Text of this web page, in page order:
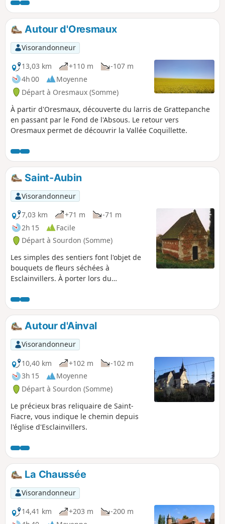
l'Absous et du Domont et en longeant
les bois de Ramées, de Berny, du
Domont et du Petit Bois Lefèbvre.
Autour d'Oresmaux
Visorandonneur
13,03 km
+110 m
-107 m
4h 00
Moyenne
Départ à Oresmaux (Somme)
À partir d'Oresmaux, découverte du larris de Grattepanche
en passant par le Fond de l'Absous. Le retour vers
Oresmaux permet de découvrir la Vallée Coquillette.
Saint-Aubin
Visorandonneur
7,03 km
+71 m
-71 m
2h 15
Facile
Départ à Sourdon (Somme)
Les simples des sentiers font l'objet de
bouquets de fleurs séchées à
Esclainvillers. À porter lors du
Autour d'Ainval
Visorandonneur
10,40 km
+102 m
-102 m
3h 15
Moyenne
Départ à Sourdon (Somme)
Le précieux bras reliquaire de Saint-
Fiacre, vous indique le chemin depuis
l'église d'Esclainvillers.
La Chaussée
Visorandonneur
14,41 km
+203 m
-200 m